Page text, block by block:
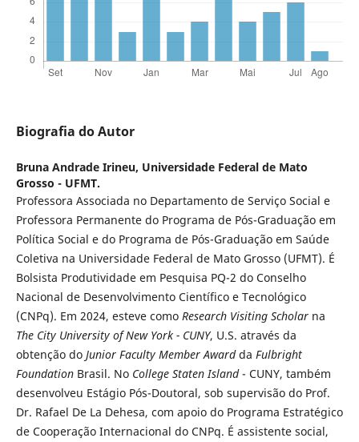
Biografia do Autor
Bruna Andrade Irineu, Universidade Federal de Mato
Grosso - UFMT.
Professora Associada no Departamento de Serviço Social e
Professora Permanente do Programa de Pós-Graduação em
Política Social e do Programa de Pós-Graduação em Saúde
Coletiva na Universidade Federal de Mato Grosso (UFMT). É
Bolsista Produtividade em Pesquisa PQ-2 do Conselho
Nacional de Desenvolvimento Científico e Tecnológico
(CNPq). Em 2024, esteve como Research Visiting Scholarna
The City University of New York - CUNY, U.S. através da
obtenção do Junior Faculty Member Awardda Fulbright
FoundationBrasil. No College Staten Island- CUNY, também
desenvolveu Estágio Pós-Doutoral, sob supervisão do Prof.
Dr. Rafael De La Dehesa, com apoio do Programa Estratégico
de Cooperação Internacional do CNPq. É assistente social,